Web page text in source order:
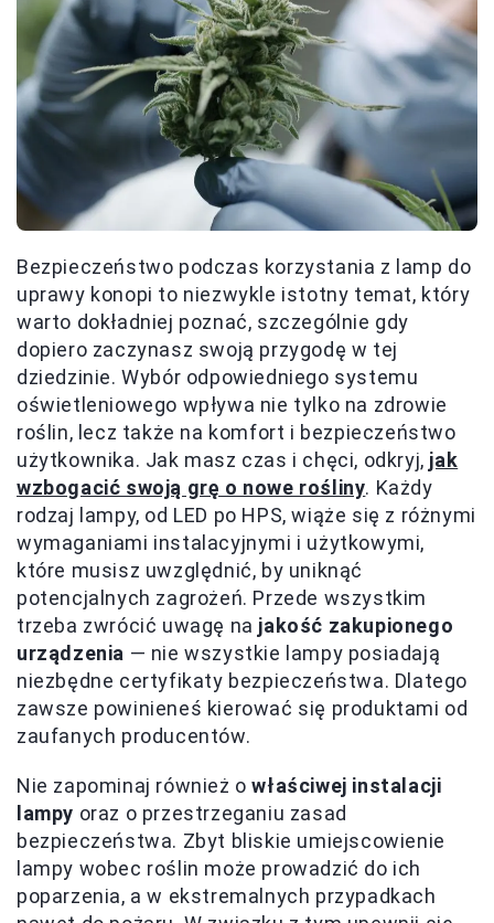
Bezpieczeństwo podczas korzystania z lamp do
uprawy konopi to niezwykle istotny temat, który
warto dokładniej poznać, szczególnie gdy
dopiero zaczynasz swoją przygodę w tej
dziedzinie. Wybór odpowiedniego systemu
oświetleniowego wpływa nie tylko na zdrowie
roślin, lecz także na komfort i bezpieczeństwo
użytkownika. Jak masz czas i chęci, odkryj, jak
wzbogacić swoją grę o nowe rośliny. Każdy
rodzaj lampy, od LED po HPS, wiąże się z różnymi
wymaganiami instalacyjnymi i użytkowymi,
które musisz uwzględnić, by uniknąć
potencjalnych zagrożeń. Przede wszystkim
trzeba zwrócić uwagę na jakość zakupionego
urządzenia — nie wszystkie lampy posiadają
niezbędne certyfikaty bezpieczeństwa. Dlatego
zawsze powinieneś kierować się produktami od
zaufanych producentów.
Nie zapominaj również owłaściwej instalacji
lampy oraz o przestrzeganiu zasad
bezpieczeństwa. Zbyt bliskie umiejscowienie
lampy wobec roślin może prowadzić do ich
poparzenia, a w ekstremalnych przypadkach